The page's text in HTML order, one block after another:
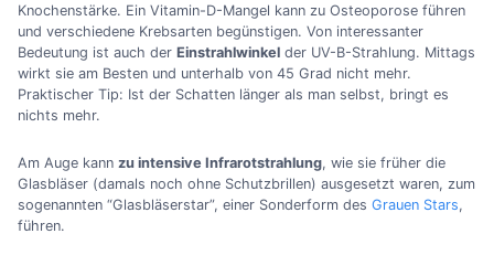
Knochenstärke. Ein Vitamin-D-Mangel kann zu Osteoporose führen
und verschiedene Krebsarten begünstigen. Von interessanter
Bedeutung ist auch der Einstrahlwinkel der UV-B-Strahlung. Mittags
wirkt sie am Besten und unterhalb von 45 Grad nicht mehr.
Praktischer Tip: Ist der Schatten länger als man selbst, bringt es
nichts mehr.
Am Auge kann zu intensive Infrarotstrahlung, wie sie früher die
Glasbläser (damals noch ohne Schutzbrillen) ausgesetzt waren, zum
sogenannten “Glasbläserstar”, einer Sonderform des Grauen Stars,
führen.